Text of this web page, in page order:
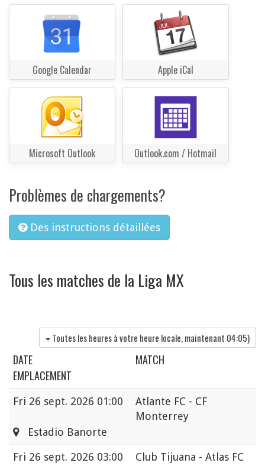
Google Calendar Apple iCal
Microsoft Outlook Outlook.com / Hotmail
Problèmes de chargements?
Des instructions détaillées
Tous les matches de la Liga MX
Toutes les heures à votre heure locale, maintenant 04:05)
DATE
MATCH
EMPLACEMENT
Fri 26 sept. 2026 01:00
Atlante FC - CF
Monterrey
Estadio Banorte
Fri 26 sept. 2026 03:00
Club Tijuana - Atlas FC